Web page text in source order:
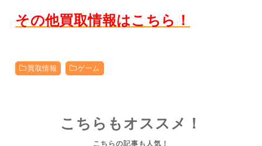
その他買取情報はこちら！
買取情報 ゲーム
こちらもオススメ！